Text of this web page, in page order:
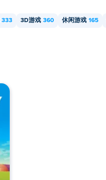
333 3D游戏 360 休闲游戏 165